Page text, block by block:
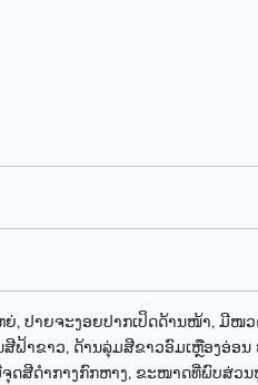
, ປາຍຈະງອຍປາກເປິດດ້ານໜ້າ, ມີໜວ
ສີຟ້າຂາວ, ດ້ານລຸ່ມສີຂາວອົມເຫຼືອງອ່ອນ
ຈຸດສີດຳກາງກົກຫາງ, ຂະໜາດທີ່ພົບສ່ວ